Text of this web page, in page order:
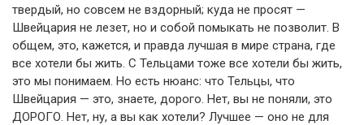
твердый, но совсем не вздорный; куда не просят —
Швейцария не лезет, но и собой помыкать не позволит. В
общем, это, кажется, и правда лучшая в мире страна, где
все хотели бы жить. С Тельцами тоже все хотели бы жить,
это мы понимаем. Но есть нюанс: что Тельцы, что
Швейцария — это, знаете, дорого. Нет, вы не поняли, это
ДОРОГО. Нет, ну, а вы как хотели? Лучшее — оно не для